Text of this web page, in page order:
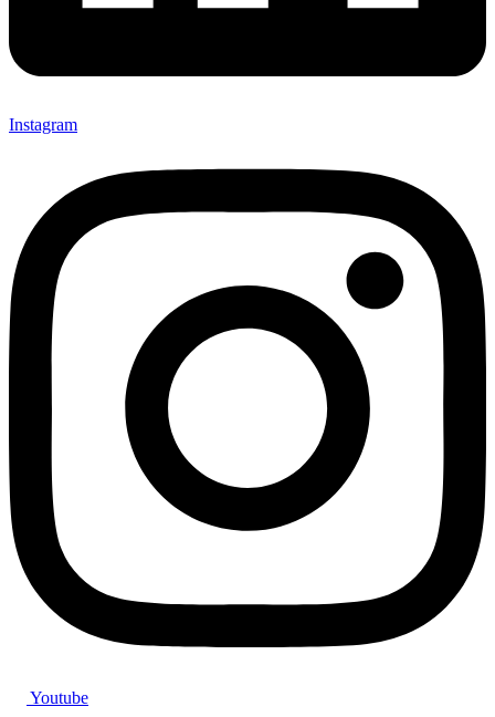
Instagram
Youtube